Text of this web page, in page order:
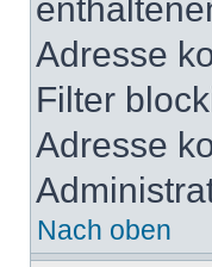
Adresse
Filter
Adresse
Nach oben